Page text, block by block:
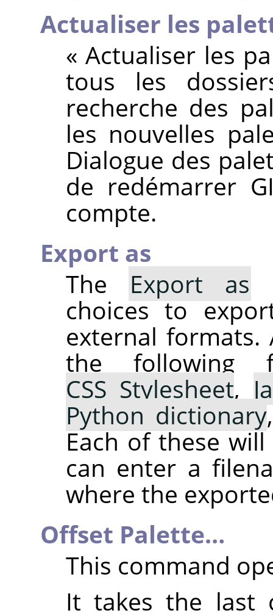
Actualiser les
«Actualiser les
tous les
recherche des
les nouvelles
Dialogue des
de redémarrer
compte.
Export as
The Export as
choices to
external
the following
CSS Stylesheet,
Python dictionary
Each of these
can enter a
where the
Offset Palette…
This command
It takes the last